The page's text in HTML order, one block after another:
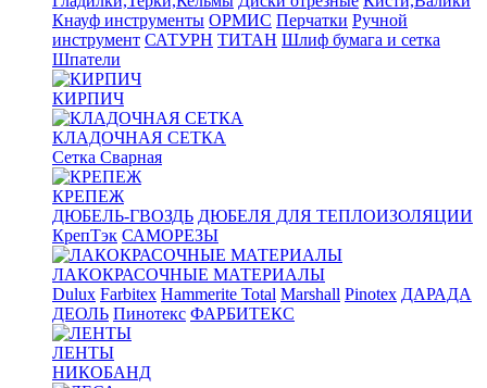
Кнауф инструменты ОРМИС Перчатки Ручной
инструмент САТУРН ТИТАН Шлиф бумага и сетка
Шпатели
КИРПИЧ
КЛАДОЧНАЯ СЕТКА
Сетка Сварная
КРЕПЕЖ
ДЮБЕЛЬ-ГВОЗДЬ ДЮБЕЛЯ ДЛЯ ТЕПЛОИЗОЛЯЦИИ
КрепТэк САМОРЕЗЫ
ЛАКОКРАСОЧНЫЕ МАТЕРИАЛЫ
Dulux Farbitex Hammerite Total Marshall Pinotex ДАРАДА
ДЕОЛЬ Пинотекс ФАРБИТЕКС
ЛЕНТЫ
НИКОБАНД